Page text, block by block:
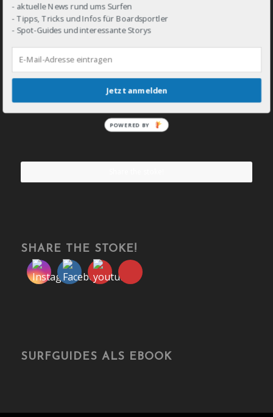
SHARE THE STOKE!
SURFGUIDES ALS EBOOK
- aktuelle News rund ums Surfen
- Tipps, Tricks und Infos für Boardsportler
- Spot-Guides und interessante Storys
Jetzt anmelden
POWERED BY